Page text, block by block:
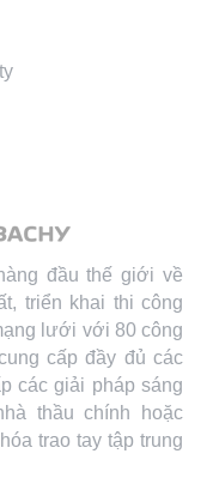
đầu thế giới về
triển khai thi công
lưới với 80 công
cấp đầy đủ các
các giải pháp sáng
thầu chính hoặc
trao tay tập trung